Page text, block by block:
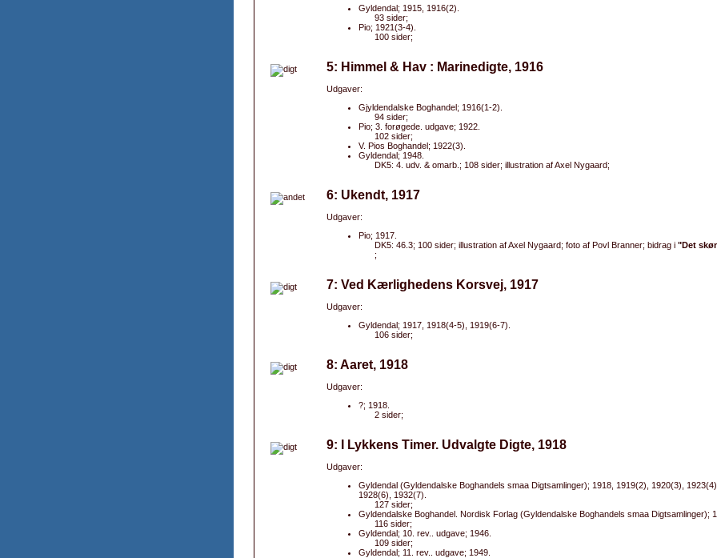
Gyldendal; 1915, 1916(2).
93 sider;
Pio; 1921(3-4).
100 sider;
5: Himmel & Hav : Marinedigte, 1916
Udgaver:
Gjyldendalske Boghandel; 1916(1-2).
94 sider;
Pio; 3. forøgede. udgave; 1922.
102 sider;
V. Pios Boghandel; 1922(3).
Gyldendal; 1948.
DK5: 4. udv. & omarb.; 108 sider; illustration af Axel Nygaard;
6: Ukendt, 1917
Udgaver:
Pio; 1917.
DK5: 46.3; 100 sider; illustration af Axel Nygaard; foto af Povl Branner; bidrag i "Det
;
7: Ved Kærlighedens Korsvej, 1917
Udgaver:
Gyldendal; 1917, 1918(4-5), 1919(6-7).
106 sider;
8: Aaret, 1918
Udgaver:
?; 1918.
2 sider;
9: I Lykkens Timer. Udvalgte Digte, 1918
Udgaver:
Gyldendal (Gyldendalske Boghandels smaa Digtsamlinger); 1918, 1919(2), 1920(3),
1928(6), 1932(7).
127 sider;
Gyldendalske Boghandel. Nordisk Forlag (Gyldendalske Boghandels smaa Digtsamlinger);
116 sider;
Gyldendal; 10. rev.. udgave; 1946.
109 sider;
Gyldendal; 11. rev.. udgave; 1949.